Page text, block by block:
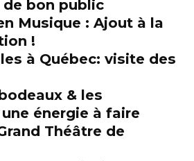
bon public
Musique : Ajout à la
!
à Québec: visite des
& les
énergie à faire
Théâtre de